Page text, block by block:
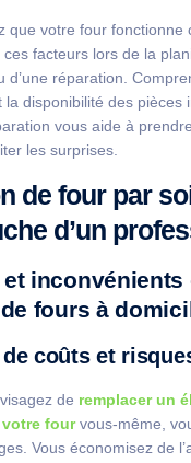
que votre four fonctionne
facteurs lors de la
d’une réparation.
la disponibilité des pièces
vous aide à
les surprises.
de four par
d’un
inconvénients
fours à
coûts et
de remplacer un
fourvous-même,
Vous économisez de